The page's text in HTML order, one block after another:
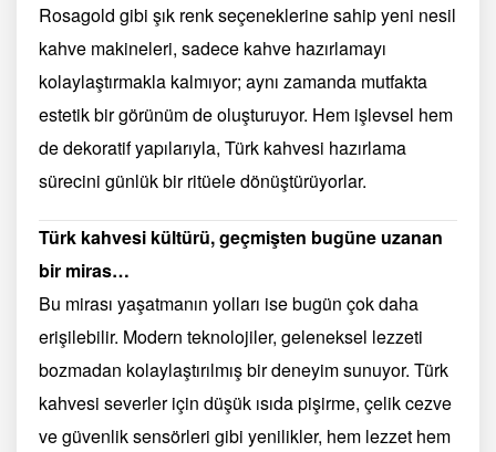
Rosagold gibi şık renk seçeneklerine sahip yeni nesil
kahve makineleri, sadece kahve hazırlamayı
kolaylaştırmakla kalmıyor; aynı zamanda mutfakta
estetik bir görünüm de oluşturuyor. Hem işlevsel hem
de dekoratif yapılarıyla, Türk kahvesi hazırlama
sürecini günlük bir ritüele dönüştürüyorlar.
Türk kahvesi kültürü, geçmişten bugüne uzanan
bir miras…
Bu mirası yaşatmanın yolları ise bugün çok daha
erişilebilir. Modern teknolojiler, geleneksel lezzeti
bozmadan kolaylaştırılmış bir deneyim sunuyor. Türk
kahvesi severler için düşük ısıda pişirme, çelik cezve
ve güvenlik sensörleri gibi yenilikler, hem lezzet hem